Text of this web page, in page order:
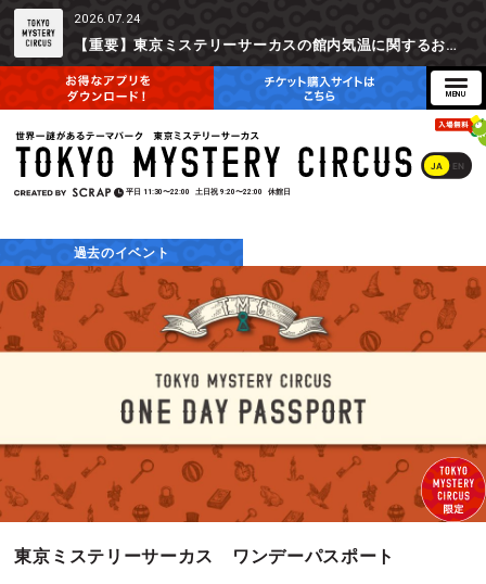
2026.07.24
【重要】東京ミステリーサーカスの館内気温に関するお詫びとご参加辞退時の返金対応について
JA EN
平日 11:30〜22:00 土日祝 9:20〜22:00 休館日
過去のイベント
東京ミステリーサーカス ワンデーパスポート